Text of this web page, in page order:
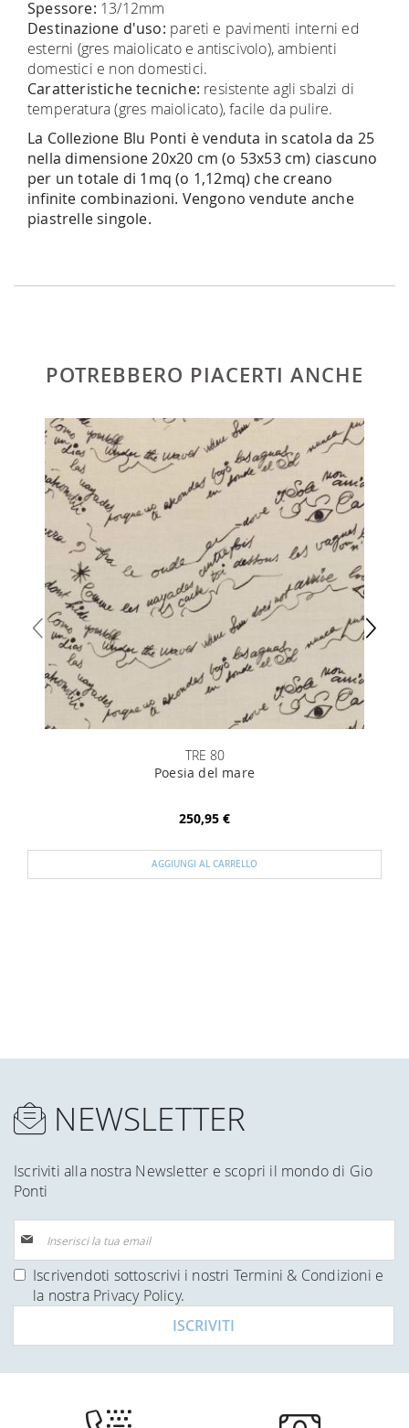
Spessore: 13/12mm
Destinazione d'uso: pareti e pavimenti interni ed
esterni (gres maiolicato e antiscivolo), ambienti
domestici e non domestici.
Caratteristiche tecniche: resistente agli sbalzi di
temperatura (gres maiolicato), facile da pulire.
La Collezione Blu Ponti è venduta in scatola da 25
nella dimensione 20x20 cm (o 53x53 cm) ciascuno
per un totale di 1mq (o 1,12mq) che creano
infinite combinazioni. Vengono vendute anche
piastrelle singole.
POTREBBERO PIACERTI ANCHE
TRE 80
Poesia del mare
250,95 €
AGGIUNGI AL CARRELLO
NEWSLETTER
Iscriviti alla nostra Newsletter e scopri il mondo di Gio
Ponti
alla
nostra
Newsletter:
Iscrivendoti sottoscrivi i nostri Termini & Condizioni e
la nostra Privacy Policy.
ISCRIVITI